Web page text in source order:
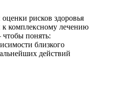
рисков здоровья
к комплексному лечению
чтобы понять:
близкого
действий